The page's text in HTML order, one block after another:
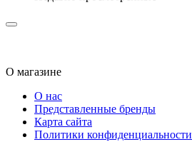
О магазине
О нас
Представленные бренды
Карта сайта
Политики конфиденциальности